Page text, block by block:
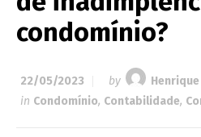
condomínio?
22/05/2023 by
in Condomínio, Contabilidade,